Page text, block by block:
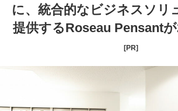
COLUMN
コラム
に、統合的なビジネスソリ
提供するRoseau Pensant
[PR]